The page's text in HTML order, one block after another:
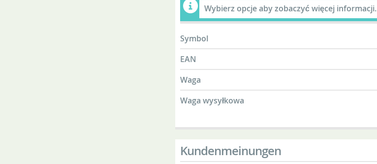
Wybierz opcje aby zobaczyć więcej informacji.
Symbol
EAN
Waga
Waga wysyłkowa
Kundenmeinungen